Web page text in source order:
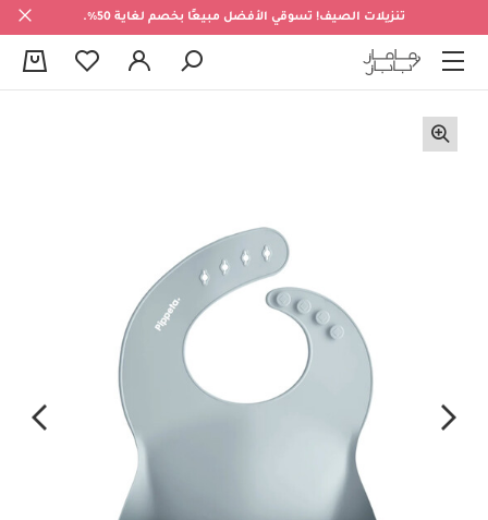
تنزيلات الصيف! تسوقي الأفضل مبيعًا بخصم لغاية 50%.